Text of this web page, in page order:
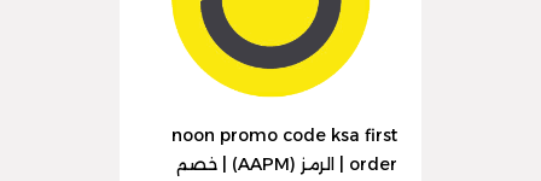
noon promo code ksa first
order | الرمز (AAPM) | خصم